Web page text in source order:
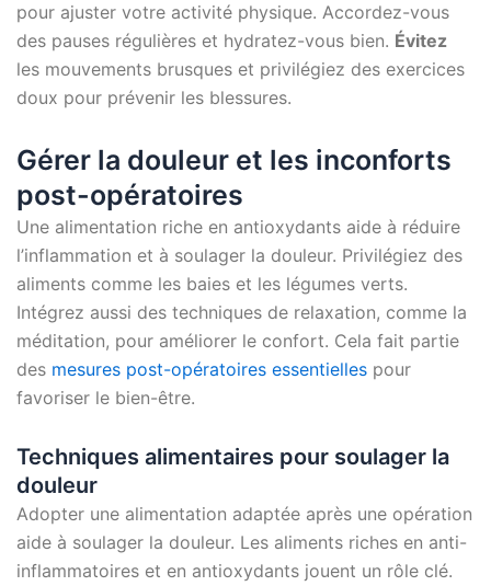
pour ajuster votre activité physique. Accordez-vous
des pauses régulières et hydratez-vous bien. Évitez
les mouvements brusques et privilégiez des exercices
doux pour prévenir les blessures.
Gérer la douleur et les inconforts
post-opératoires
Une alimentation riche en antioxydants aide à réduire
l’inflammation et à soulager la douleur. Privilégiez des
aliments comme les baies et les légumes verts.
Intégrez aussi des techniques de relaxation, comme la
méditation, pour améliorer le confort. Cela fait partie
des mesures post-opératoires essentiellespour
favoriser le bien-être.
Techniques alimentaires pour soulager la
douleur
Adopter une alimentation adaptée après une opération
aide à soulager la douleur. Les aliments riches en anti-
inflammatoires et en antioxydants jouent un rôle clé.